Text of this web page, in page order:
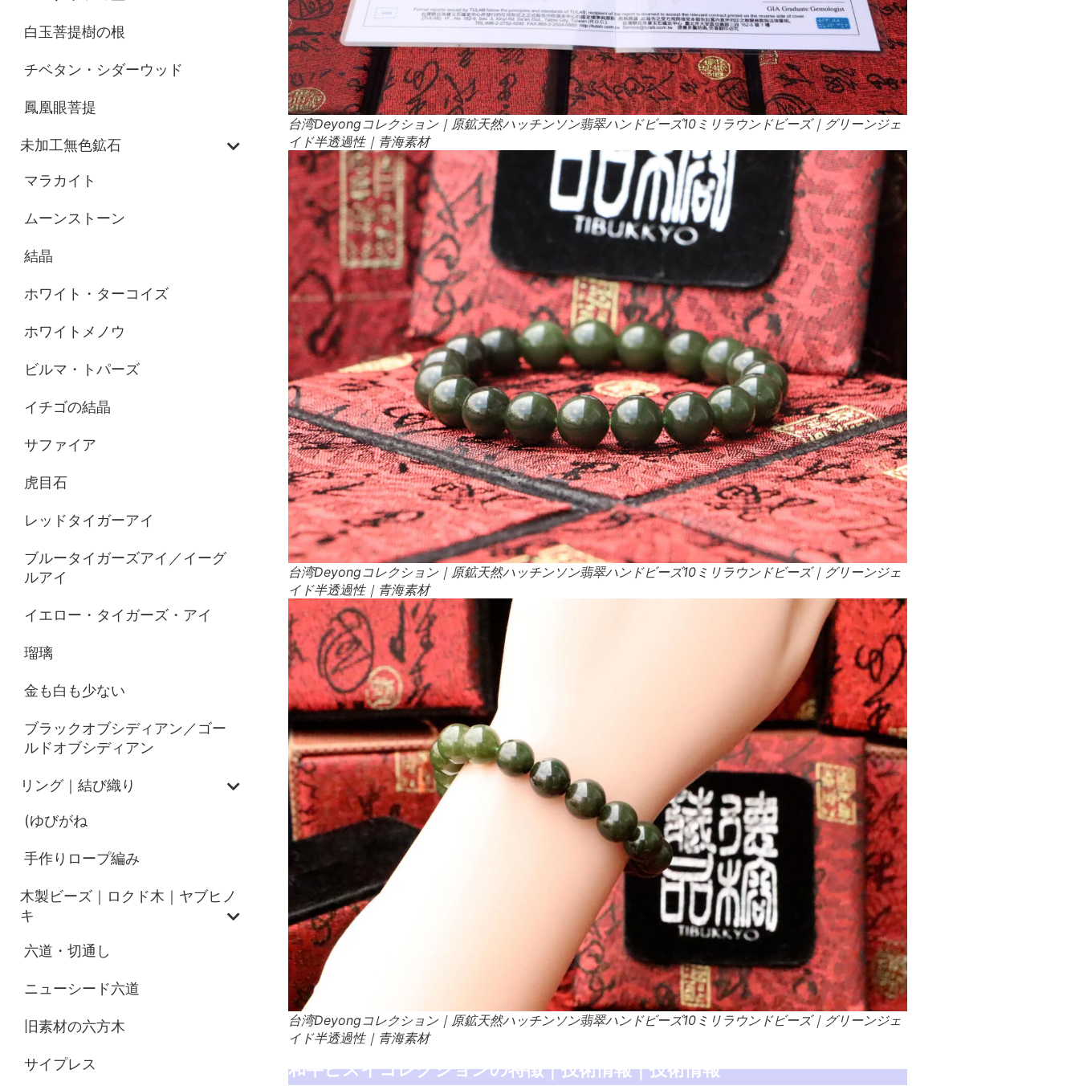
白玉菩提樹の根
チベタン・シダーウッド
鳳凰眼菩提
未加工無色鉱石
マラカイト
ムーンストーン
結晶
ホワイト・ターコイズ
ホワイトメノウ
ビルマ・トパーズ
イチゴの結晶
サファイア
虎目石
レッドタイガーアイ
ブルータイガーズアイ／イーグ
ルアイ
イエロー・タイガーズ・アイ
瑠璃
金も白も少ない
ブラックオブシディアン／ゴー
ルドオブシディアン
リング｜結び織り
(ゆびがね
手作りロープ編み
木製ビーズ｜ロクド木｜ヤブヒノ
キ
六道・切通し
ニューシード六道
旧素材の六方木
サイプレス
台湾Deyongコレクション｜原鉱天然ハッチンソン翡翠ハンドビーズ10ミリラウンドビーズ｜グリーンジェ
イド半透過性｜青海素材
台湾Deyongコレクション｜原鉱天然ハッチンソン翡翠ハンドビーズ10ミリラウンドビーズ｜グリーンジェ
イド半透過性｜青海素材
台湾Deyongコレクション｜原鉱天然ハッチンソン翡翠ハンドビーズ10ミリラウンドビーズ｜グリーンジェ
イド半透過性｜青海素材
和牛ヒスイコレクションの特徴｜技術情報｜技術情報